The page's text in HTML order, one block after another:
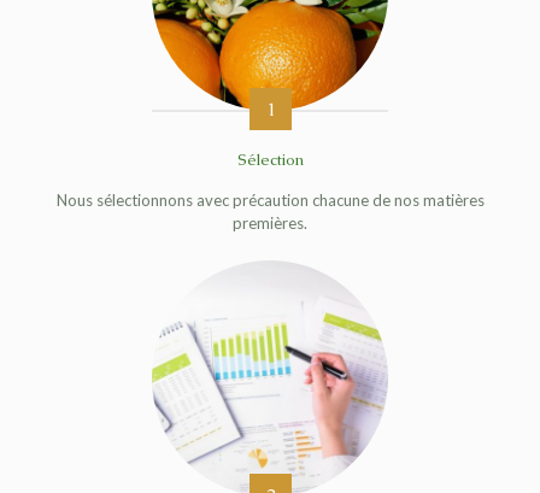
1
Sélection
Nous sélectionnons avec précaution chacune de nos matières
premières.